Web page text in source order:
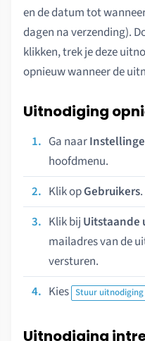
en de datum tot
dagen na verzending).
klikken, trek je deze
opnieuw wanneer de
Uitnodiging
Ga naar
hoofdmenu.
Klik opGebruikers.
Klik bij Uitstaande
mailadres van de
versturen.
Kies Stuur
Uitnodiging